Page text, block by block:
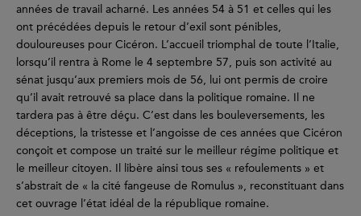
années de travail acharné. Les années 54 à 51 et celles qui les
ont précédées depuis le retour d’exil sont pénibles,
douloureuses pour Cicéron. L’accueil triomphal de toute l’Italie,
lorsqu’il rentra à Rome le 4 septembre 57, puis son activité au
sénat jusqu’aux premiers mois de 56, lui ont permis de croire
qu’il avait retrouvé sa place dans la politique romaine. Il ne
tardera pas à être déçu. C’est dans les bouleversements, les
déceptions, la tristesse et l’angoisse de ces années que Cicéron
conçoit et compose un traité sur le meilleur régime politique et
le meilleur citoyen. Il libère ainsi tous ses « refoulements » et
s’abstrait de « la cité fangeuse de Romulus », reconstituant dans
cet ouvrage l’état idéal de la république romaine.